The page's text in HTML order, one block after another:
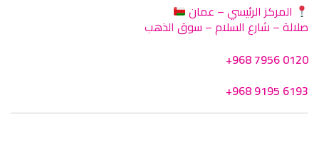
المركز الرئيسي – عمان
صلالة – شارع السلام – سوق الذهب
+968 7956 0120
+968 9195 6193